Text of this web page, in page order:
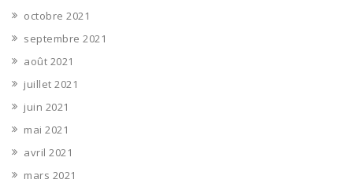
octobre 2021
septembre 2021
août 2021
juillet 2021
juin 2021
mai 2021
avril 2021
mars 2021